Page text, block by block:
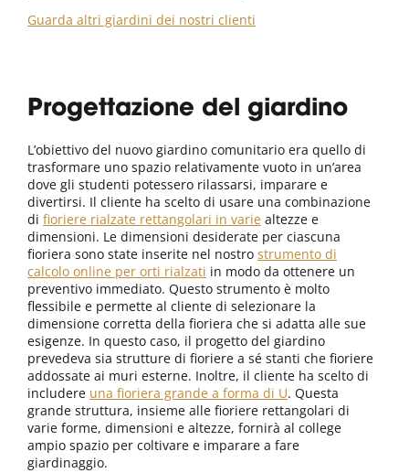
Guarda altri giardini dei nostri clienti
Progettazione del giardino
L’obiettivo del nuovo giardino comunitario era quello di
trasformare uno spazio relativamente vuoto in un’area
dove gli studenti potessero rilassarsi, imparare e
divertirsi. Il cliente ha scelto di usare una combinazione
di fioriere rialzate rettangolari in varie altezze e
dimensioni. Le dimensioni desiderate per ciascuna
fioriera sono state inserite nel nostro strumento di
calcolo online per orti rialzati in modo da ottenere un
preventivo immediato. Questo strumento è molto
flessibile e permette al cliente di selezionare la
dimensione corretta della fioriera che si adatta alle sue
esigenze. In questo caso, il progetto del giardino
prevedeva sia strutture di fioriere a sé stanti che fioriere
addossate ai muri esterne. Inoltre, il cliente ha scelto di
includere una fioriera grande a forma di U. Questa
grande struttura, insieme alle fioriere rettangolari di
varie forme, dimensioni e altezze, fornirà al college
ampio spazio per coltivare e imparare a fare
giardinaggio.